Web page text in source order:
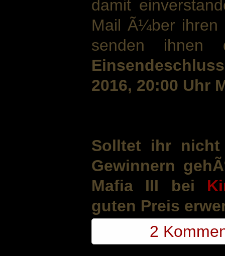
damit
Mail Ã¼ber ihren
senden ihnen
2016, 20:00 Uhr
Solltet ihr
Gewinnern
Mafia III bei
guten Preis
2